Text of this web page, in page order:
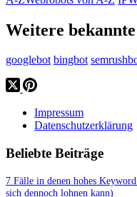
Weitere
googlebot bingbot
Impressum
Datenschutzerklärung
Beliebte Beiträge
7 Fälle in denen hohes
sich dennoch lohnen kann)